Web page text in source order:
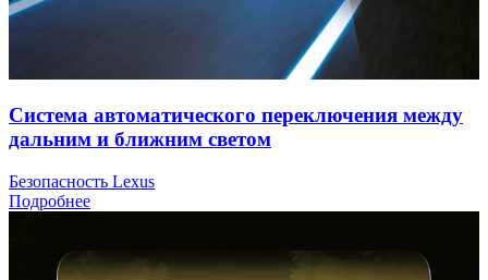
Система автоматического переключения между
дальним и ближним светом
Безопасность Lexus
Подробнее